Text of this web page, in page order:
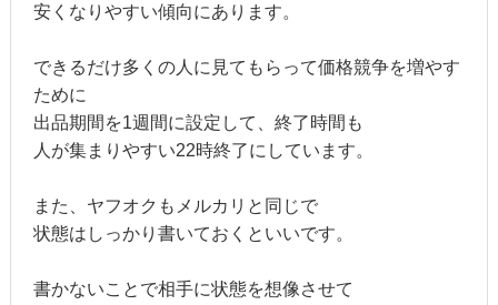
安くなりやすい傾向にあります。
できるだけ多くの人に見てもらって価格競争を増やす
ために
出品期間を1週間に設定して、終了時間も
人が集まりやすい22時終了にしています。
また、ヤフオクもメルカリと同じで
状態はしっかり書いておくといいです。
書かないことで相手に状態を想像させて